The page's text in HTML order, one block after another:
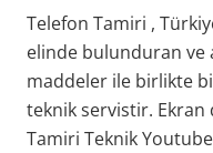
Telefon Tamiri ,
elinde bulunduran ve
maddeler ile birlikte
teknik servistir.
Tamiri Teknik Youtube